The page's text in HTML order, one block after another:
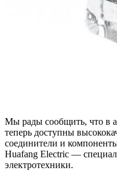
Мы рады сообщить, что в
теперь доступны
соединители и
Huafang Electric —
электротехники.